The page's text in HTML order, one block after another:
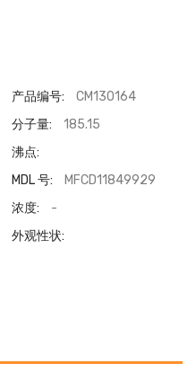
产品编号:
CM130164
分子量:
185.15
沸点:
MDL 号:
MFCD11849929
浓度:
-
外观性状: